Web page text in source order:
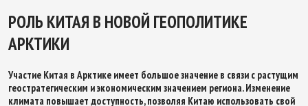
РОЛЬ КИТАЯ В НОВОЙ ГЕОПОЛИТИКЕ
АРКТИКИ
Участие Китая в Арктике имеет большое значение в связи с растущим
геостратегическим и экономическим значением региона. Изменение
климата повышает доступность, позволяя Китаю использовать свой